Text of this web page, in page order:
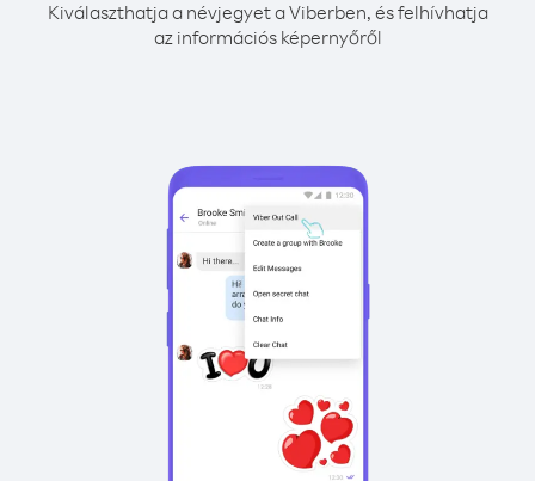
Kiválaszthatja a névjegyet a Viberben, és felhívhatja
az információs képernyőről